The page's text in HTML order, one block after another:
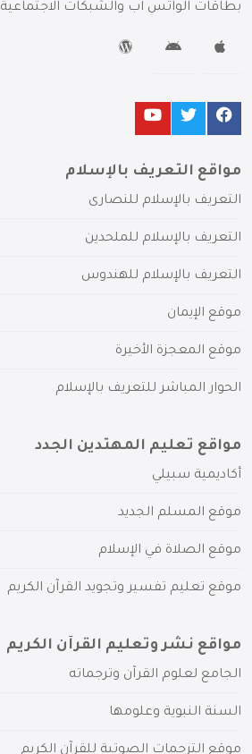
بطاقات الواتس آب والشبكات الاجتماعية
مواقع التعريف بالإسلام
التعريف بالإسلام للنصارى
التعريف بالإسلام للملحدين
التعريف بالإسلام للهندوس
موقع الإيمان
موقع المعجزة الأخيرة
الحوار المباشر للتعريف بالإسلام
مواقع تعليم المهتدين الجدد
أكاديمية سبيلي
موقع المسلم الجديد
موقع الصلاة في الإسلام
موقع تعليم تفسير وتجويد القرآن الكريم
مواقع نشر وتعليم القرآن الكريم
الجامع لعلوم القرآن وترجماته
السنة النبوية وعلومها
موقع الترجمات الصوتية للقرآن الكريم